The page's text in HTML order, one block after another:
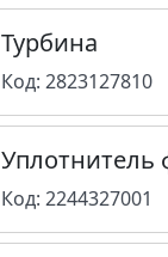
Турбина
Код: 2823127810
Уплотнитель
Код: 2244327001